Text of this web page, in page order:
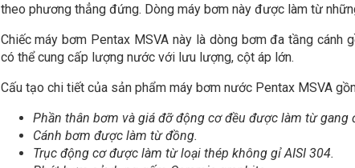
theo phương thẳng đứng. Dòng máy bơm này được làm từ
Chiếc máy bơm Pentax MSVA này là dòng bơm đa tầng cánh
có thể cung cấp lượng nước với lưu lượng, cột áp lớn.
Cấu tạo chi tiết của sản phẩm máy bơm nước Pentax MSVA
Phần thân bơm và giá đỡ động cơ đều được làm từ gang
Cánh bơm được làm từ đồng.
Trục động cơ được làm từ loại thép không gỉ AISI 304.